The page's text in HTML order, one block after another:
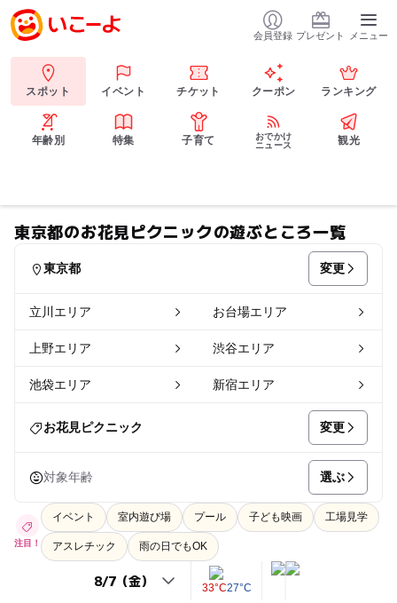
会員登録 プレゼント メニュー
スポット イベント チケット クーポン ランキング
年齢別 特集 子育て
おでかけ
ニュース
観光
東京都のお花見ピクニックの遊ぶところ一覧
東京都 変更
立川エリア お台場エリア
上野エリア 渋谷エリア
池袋エリア 新宿エリア
お花見ピクニック 変更
対象年齢 選ぶ
注目！
イベント 室内遊び場 プール 子ども映画 工場見学
アスレチック 雨の日でもOK
33°C27°C